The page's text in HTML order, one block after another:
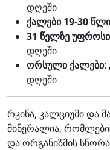
დღეში
ქალები 19-30
31 წელზე
დღეში
ორსული ქალები:
დღეში
რკინა, კალციუმი და
მინერალია,
და ორგანიზმის